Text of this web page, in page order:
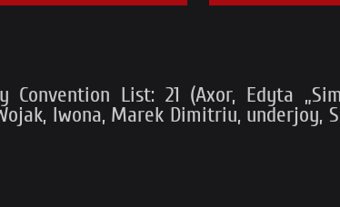
List: 21 (Axor, Edyta
Iwona, Marek Dimitriu, underjoy,